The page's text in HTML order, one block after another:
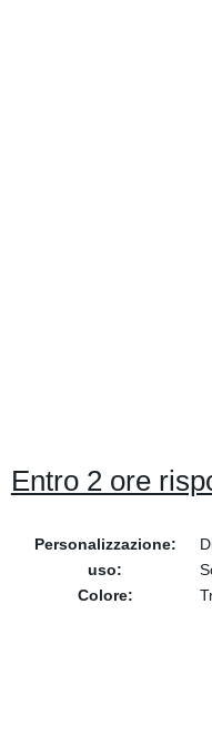
Entro 2 ore
Personalizzazione:
uso:
Colore: